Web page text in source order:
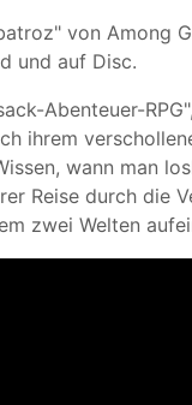
von Among
und auf Disc.
Abenteuer-
ihrem
wann man
Reise durch die
zwei Welten